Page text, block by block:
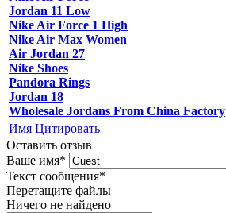
Jordan 11 Low
Nike Air Force 1 High
Nike Air Max Women
Air Jordan 27
Nike Shoes
Pandora Rings
Jordan 18
Wholesale Jordans From China Factory
Имя Цитировать
Оставить отзыв
Ваше имя*
Текст сообщения*
Перетащите файлы
Ничего не найдено